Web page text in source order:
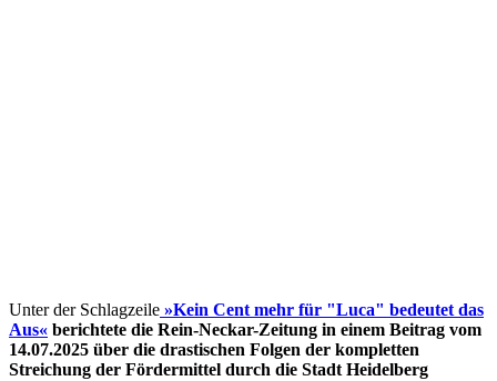
Unter der Schlagzeile »Kein Cent mehr für "Luca" bedeutet das
Aus« berichtete die Rein-Neckar-Zeitung in einem Beitrag vom
14.07.2025 über die drastischen Folgen der kompletten
Streichung der Fördermittel durch die Stadt Heidelberg